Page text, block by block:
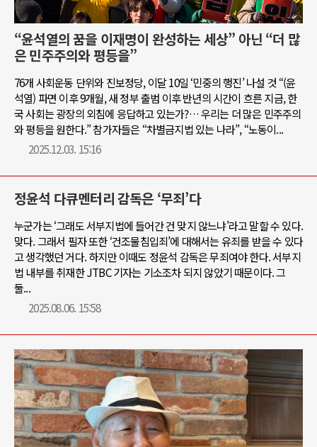
“윤석열의 꿈을 이재명이 완성하는 세상” 아닌 “더 많
은 민주주의와 평등을”
76개 사회운동 단위와 진보정당, 이달 10일 ‘민중의 행진’ 나설 것 “(윤
석열) 파면 이후 9개월, 새 정부 출범 이후 반년의 시간이 흐른 지금, 한
국 사회는 광장의 외침에 응답하고 있는가?… 우리는 더 많은 민주주의
와 평등을 원한다.” 참가자들은 “차별금지법 있는 나라”, “노동이...
2025.12.03. 15:16
정윤석 다큐멘터리 감독은 ‘무죄’다
누군가는 ‘그래도 서부지법에 들어간 건 맞지 않느냐’라고 말할 수 있다.
맞다. 그래서 필자 또한 ‘건조물침입죄’에 대해서는 유죄를 받을 수 있다
고 생각했던 거다. 하지만 이때도 정윤석 감독은 무죄여야 한다. 서부지
법 내부를 취재한 JTBC 기자는 기소조차 되지 않았기 때문이다. 그
둘...
2025.08.06. 15:58